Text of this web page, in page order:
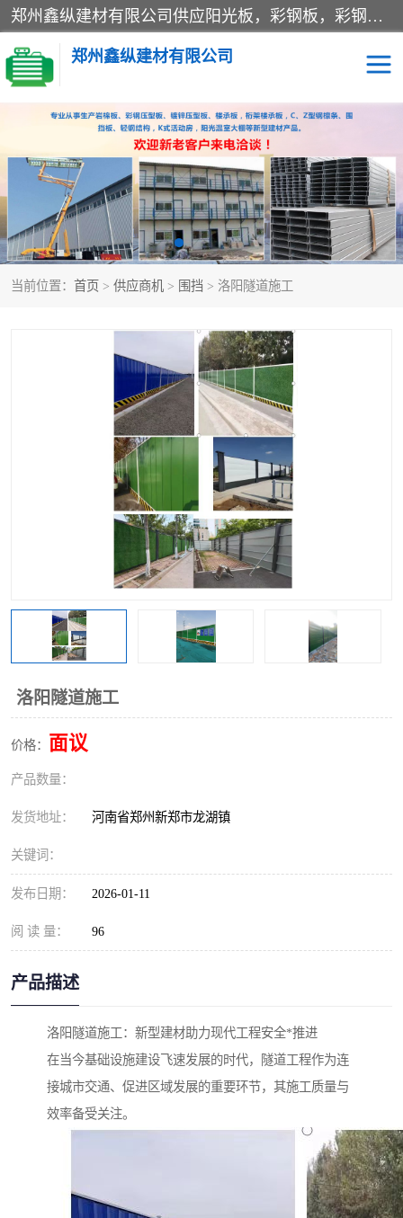
郑州鑫纵建材有限公司供应阳光板，彩钢板，彩钢钢构工程是一家集生产销售租赁安装于一体的企业，主要生产PC采光板，耐力板，仿古琉璃采光板，岩棉板、彩钢压型板、镀锌压型板、桁架楼承板，C、Z型钢檩条、围挡板、轻钢结构，阳光温室大棚等新型建材产品。公司旗下有多台移动式高空压瓦机租赁，承接全国各地业务，专业对外租赁各种型号压瓦机。
郑州鑫纵建材有限公司
当前位置： 首页 > 供应商机 > 围挡 > 洛阳隧道施工
洛阳隧道施工
价格： 面议
产品数量：
发货地址： 河南省郑州新郑市龙湖镇
关键词：
发布日期： 2026-01-11
阅 读 量： 96
产品描述
洛阳隧道施工：新型建材助力现代工程安全*推进
在当今基础设施建设飞速发展的时代，隧道工程作为连
接城市交通、促进区域发展的重要环节，其施工质量与
效率备受关注。
高空瓦机租赁 ASA合成树脂仿古瓦
CZ型钢 FRP采光板
PC多层板 PC耐力板
建筑围挡 楼层板
压型彩钢板
钢结构配件
彩钢板
生产加工单板复合围挡 市